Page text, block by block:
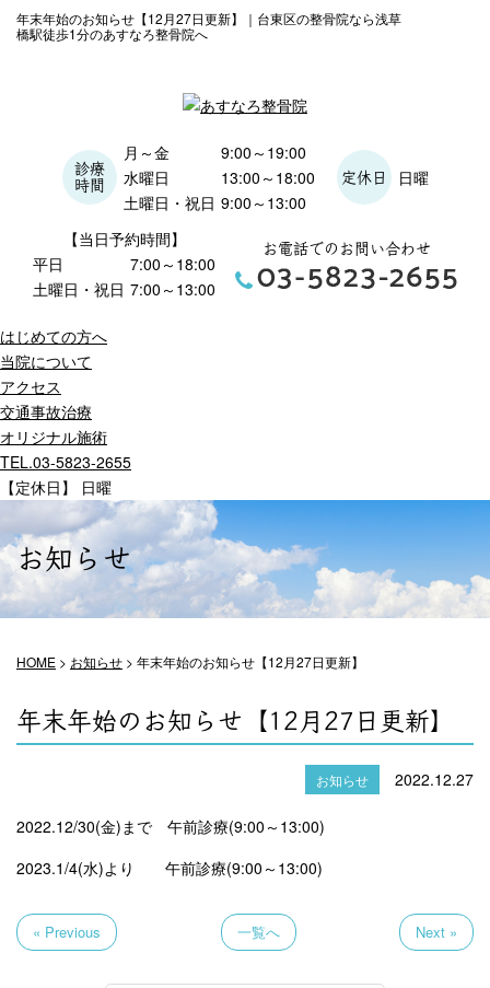
年末年始のお知らせ【12月27日更新】｜台東区の整骨院なら浅草
橋駅徒歩1分のあすなろ整骨院へ
診療
時間
月～金
9:00～19:00
水曜日
13:00～18:00
土曜日・祝日 9:00～13:00
定休日 日曜
【当日予約時間】
平日
7:00～18:00
土曜日・祝日 7:00～13:00
お電話でのお問い合わせ
はじめての方へ
当院について
アクセス
交通事故治療
オリジナル施術
TEL.03-5823-2655
【定休日】 日曜
お知らせ
HOME > お知らせ > 年末年始のお知らせ【12月27日更新】
年末年始のお知らせ【12月27日更新】
お知らせ 2022.12.27
2022.12/30(金)まで 午前診療(9:00～13:00)
2023.1/4(水)より 午前診療(9:00～13:00)
« Previous 一覧へ Next »